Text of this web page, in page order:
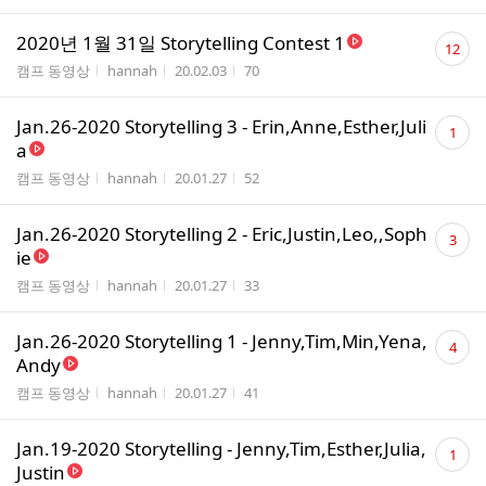
2020년 1월 31일 Storytelling Contest 1
게시판명
캠프 동영상 작성자
hannah 작성시간
20.02.03 조회수
70
댓
글12
Jan.26-2020 Storytelling 3 - Erin,Anne,Esther,Juli
a
게시판명
캠프 동영상 작성자
hannah 작성시간
20.01.27 조회수
52
댓
글 1
Jan.26-2020 Storytelling 2 - Eric,Justin,Leo,,Soph
ie
게시판명
캠프 동영상 작성자
hannah 작성시간
20.01.27 조회수
33
댓
글 3
Jan.26-2020 Storytelling 1 - Jenny,Tim,Min,Yena,
Andy
게시판명
캠프 동영상 작성자
hannah 작성시간
20.01.27 조회수
41
댓
글 4
Jan.19-2020 Storytelling - Jenny,Tim,Esther,Julia,
Justin
댓
글 1